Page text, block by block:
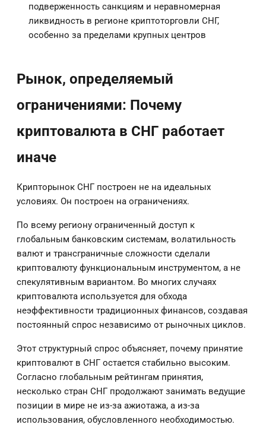
подверженность санкциям и неравномерная
ликвидность в регионе криптоторговли СНГ,
особенно за пределами крупных центров
Рынок, определяемый
ограничениями: Почему
криптовалюта в СНГ работает
иначе
Крипторынок СНГ построен не на идеальных
условиях. Он построен на ограничениях.
По всему региону ограниченный доступ к
глобальным банковским системам, волатильность
валют и трансграничные сложности сделали
криптовалюту функциональным инструментом, а не
спекулятивным вариантом. Во многих случаях
криптовалюта используется для обхода
неэффективности традиционных финансов, создавая
постоянный спрос независимо от рыночных циклов.
Этот структурный спрос объясняет, почему принятие
криптовалют в СНГ остается стабильно высоким.
Согласно глобальным рейтингам принятия,
несколько стран СНГ продолжают занимать ведущие
позиции в мире не из-за ажиотажа, а из-за
использования, обусловленного необходимостью.